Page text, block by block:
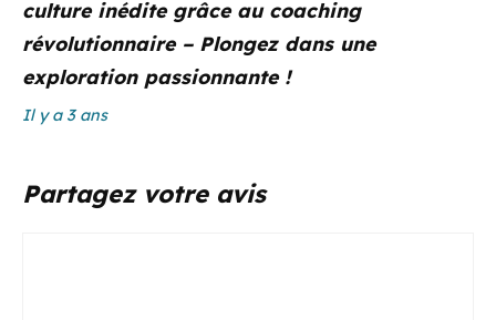
culture inédite grâce au coaching
révolutionnaire – Plongez dans une
exploration passionnante !
Il y a 3 ans
Partagez votre avis